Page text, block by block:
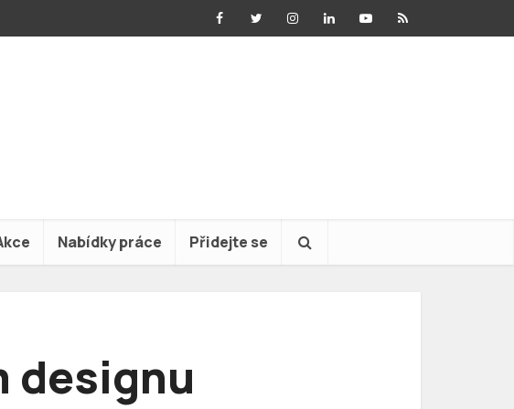
Nabídky práce Přidejte se
designu